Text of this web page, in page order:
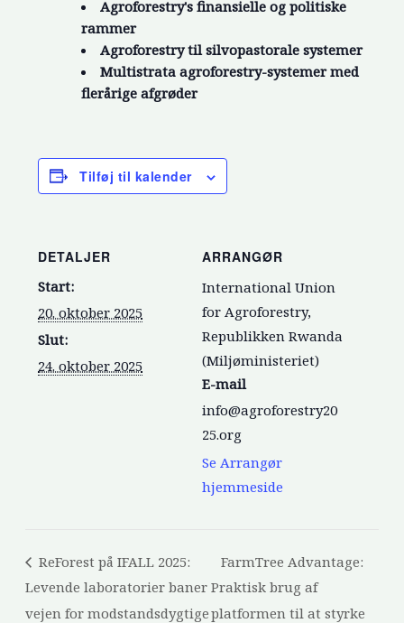
Agroforestry's finansielle og politiske
rammer
Agroforestry til silvopastorale systemer
Multistrata agroforestry-systemer med
flerårige afgrøder
Tilføj til kalender
DETALJER
Start:
20. oktober 2025
Slut:
24. oktober 2025
ARRANGØR
International Union
for Agroforestry,
Republikken Rwanda
(Miljøministeriet)
E-mail
info@agroforestry20
25.org
Se Arrangør
hjemmeside
ReForest på IFALL 2025:
Levende laboratorier baner
vejen for modstandsdygtige
FarmTree Advantage:
Praktisk brug af
platformen til at styrke